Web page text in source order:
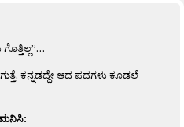
ಕನ್ನಡದ್ದೇ ಆದ ಪದಗಳು ಕೂಡಲೆ